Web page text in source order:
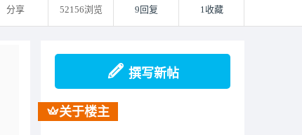
分享 52156浏览 9回复 1收藏
撰写新帖
关于楼主